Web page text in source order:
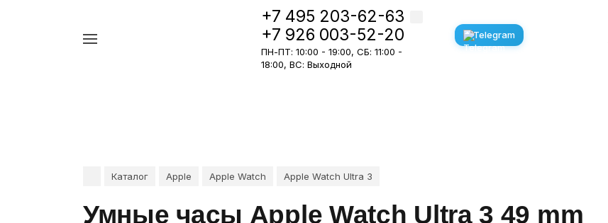
+7 495 203-62-63
+7 926 003-52-20
ПН-ПТ: 10:00 - 19:00, СБ: 11:00 -
18:00, ВС: Выходной
Telegram
Каталог Apple Apple Watch Apple Watch Ultra 3
Умные часы Apple Watch Ultra 3 49 mm